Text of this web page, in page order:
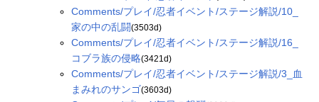
Comments/プレイ/忍者イベント/ステージ解説/10_
家の中の乱闘(3503d)
Comments/プレイ/忍者イベント/ステージ解説/16_
コブラ族の侵略(3421d)
Comments/プレイ/忍者イベント/ステージ解説/3_血
まみれのサンゴ(3603d)